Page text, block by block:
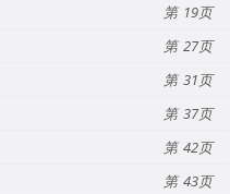
19
27
31
37
42
43